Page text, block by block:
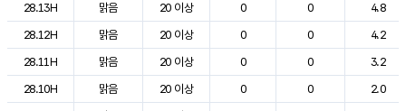
28.13H
맑음 20 이상 0 0
4.8
28.12H
맑음 20 이상 0 0
4.2
28.11H
맑음 20 이상 0 0
3.2
28.10H
맑음 20 이상 0 0
2.0